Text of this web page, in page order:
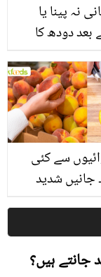
نہ پینا یا
دودھ کا
غلط فہمیوں کی
اور افواہ
سے کئی
جانیں شدید
جانتے ہیں؟